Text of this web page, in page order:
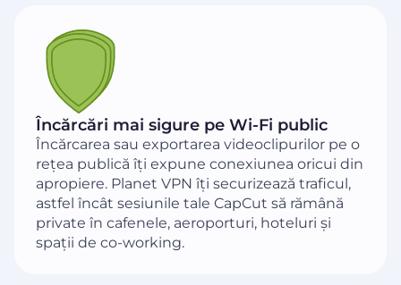
Încărcări mai sigure pe Wi-Fi public
Încărcarea sau exportarea videoclipurilor pe o
rețea publică îți expune conexiunea oricui din
apropiere. Planet VPN îți securizează traficul,
astfel încât sesiunile tale CapCut să rămână
private în cafenele, aeroporturi, hoteluri și
spații de co-working.